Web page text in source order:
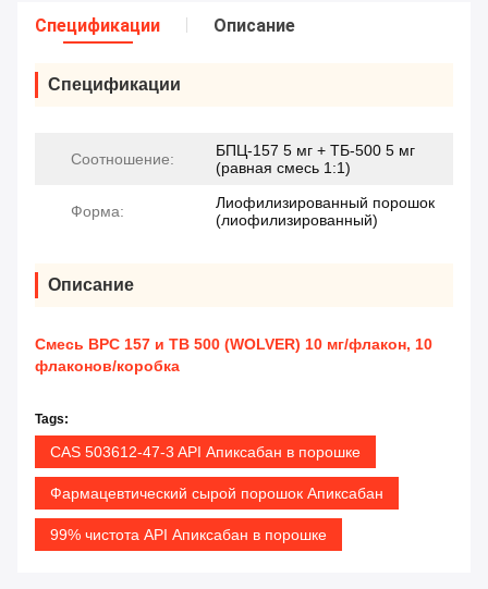
Спецификации Описание
Спецификации
Соотношение:
БПЦ-157 5 мг + ТБ-500 5 мг
(равная смесь 1:1)
Форма:
Лиофилизированный порошок
(лиофилизированный)
Описание
Смесь BPC 157 и TB 500 (WOLVER) 10 мг/флакон, 10
флаконов/коробка
Tags:
CAS 503612-47-3 API Апиксабан в порошке
Фармацевтический сырой порошок Апиксабан
99% чистота API Апиксабан в порошке